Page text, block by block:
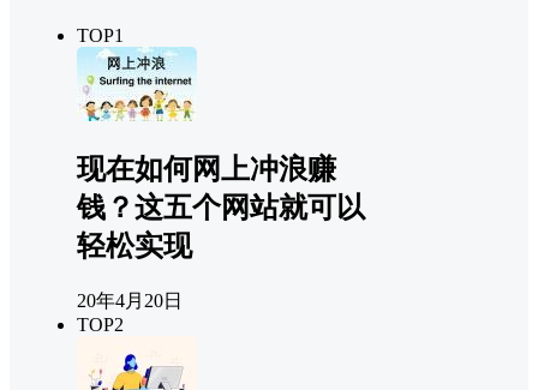
TOP1
现在如何网上冲浪赚
钱？这五个网站就可以
轻松实现
20年4月20日
TOP2